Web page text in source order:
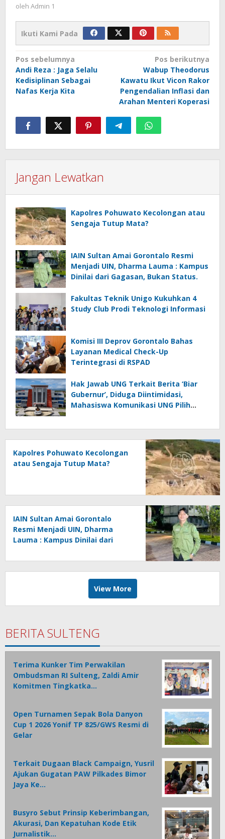
oleh Admin 1
Ikuti Kami Pada
Navigasi
pos
Pos sebelumnya
Andi Reza : Jaga Selalu
Kedisiplinan Sebagai
Nafas Kerja Kita
Pos berikutnya
Wabup Theodorus
Kawatu Ikut Vicon Rakor
Pengendalian Inflasi dan
Arahan Menteri Koperasi
Jangan Lewatkan
Kapolres Pohuwato Kecolongan atau
Sengaja Tutup Mata?
IAIN Sultan Amai Gorontalo Resmi
Menjadi UIN, Dharma Lauma : Kampus
Dinilai dari Gagasan, Bukan Status.
Fakultas Teknik Unigo Kukuhkan 4
Study Club Prodi Teknologi Informasi
Komisi III Deprov Gorontalo Bahas
Layanan Medical Check-Up
Terintegrasi di RSPAD
Hak Jawab UNG Terkait Berita ‘Biar
Gubernur’, Diduga Diintimidasi,
Mahasiswa Komunikasi UNG Pilih
Kapolres Pohuwato Kecolongan
atau Sengaja Tutup Mata?
IAIN Sultan Amai Gorontalo
Resmi Menjadi UIN, Dharma
Lauma : Kampus Dinilai dari
View More
BERITA SULTENG
Terima Kunker Tim Perwakilan
Ombudsman RI Sulteng, Zaldi Amir
Komitmen Tingkatka…
Open Turnamen Sepak Bola Danyon
Cup 1 2026 Yonif TP 825/GWS Resmi di
Gelar
Terkait Dugaan Black Campaign, Yusril
Ajukan Gugatan PAW Pilkades Bimor
Jaya Ke…
Busyro Sebut Prinsip Keberimbangan,
Akurasi, Dan Kepatuhan Kode Etik
Jurnalistik…